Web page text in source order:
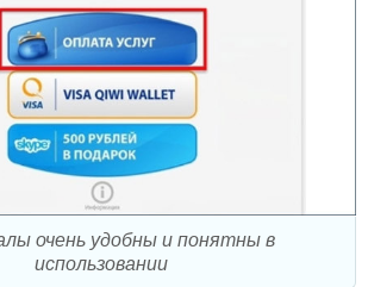
очень удобны и понятны в
использовании